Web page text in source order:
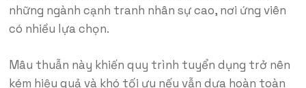
những ngành cạnh tranh nhân sự cao, nơi ứng viên
có nhiều lựa chọn.
Mâu thuẫn này khiến quy trình tuyển dụng trở nên
kém hiệu quả và khó tối ưu nếu vẫn dựa hoàn toàn